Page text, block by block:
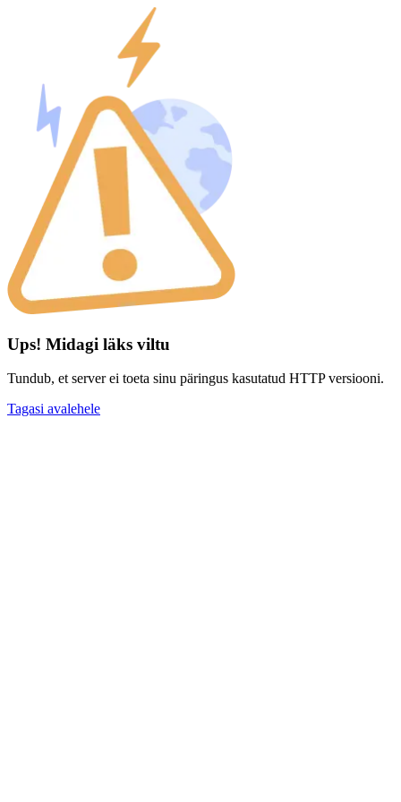
Ups! Midagi läks viltu
Tundub, et server ei toeta sinu päringus kasutatud HTTP versiooni.
Tagasi avalehele